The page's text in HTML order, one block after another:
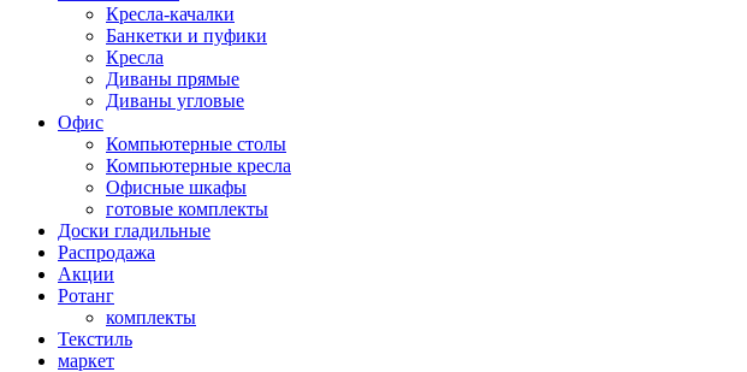
Кресла-качалки
Банкетки и пуфики
Кресла
Диваны прямые
Диваны угловые
Офис
Компьютерные столы
Компьютерные кресла
Офисные шкафы
готовые комплекты
Доски гладильные
Распродажа
Акции
Ротанг
комплекты
Текстиль
маркет